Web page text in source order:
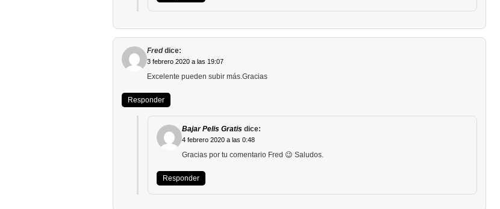
Fred dice:
3 febrero 2020 a las 19:07
Excelente pueden subir más.Gracias
Responder
Bajar Pelis Gratis dice:
4 febrero 2020 a las 0:48
Gracias por tu comentario Fred 😉 Saludos.
Responder